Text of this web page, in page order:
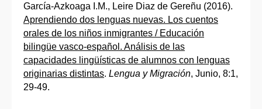
García-Azkoaga I.M., Leire Diaz de Gereñu (2016).
Aprendiendo dos lenguas nuevas. Los cuentos
orales de los niños inmigrantes / Educación
bilingüe vasco-español. Análisis de las
capacidades lingüísticas de alumnos con lenguas
originarias distintas. Lengua y Migración, Junio, 8:1,
29-49.